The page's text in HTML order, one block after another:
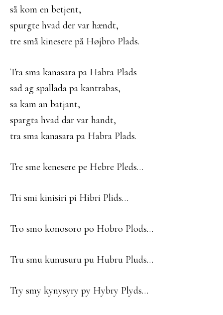
så kom en betjent,
spurgte hvad der var hændt,
tre små kinesere på Højbro Plads.
Tra sma kanasara pa Habra Plads
sad ag spallada pa kantrabas,
sa kam an batjant,
spargta hvad dar var handt,
tra sma kanasara pa Habra Plads.
Tre sme kenesere pe Hebre Pleds…
Tri smi kinisiri pi Hibri Plids…
Tro smo konosoro po Hobro Plods…
Tru smu kunusuru pu Hubru Pluds…
Try smy kynysyry py Hybry Plyds…